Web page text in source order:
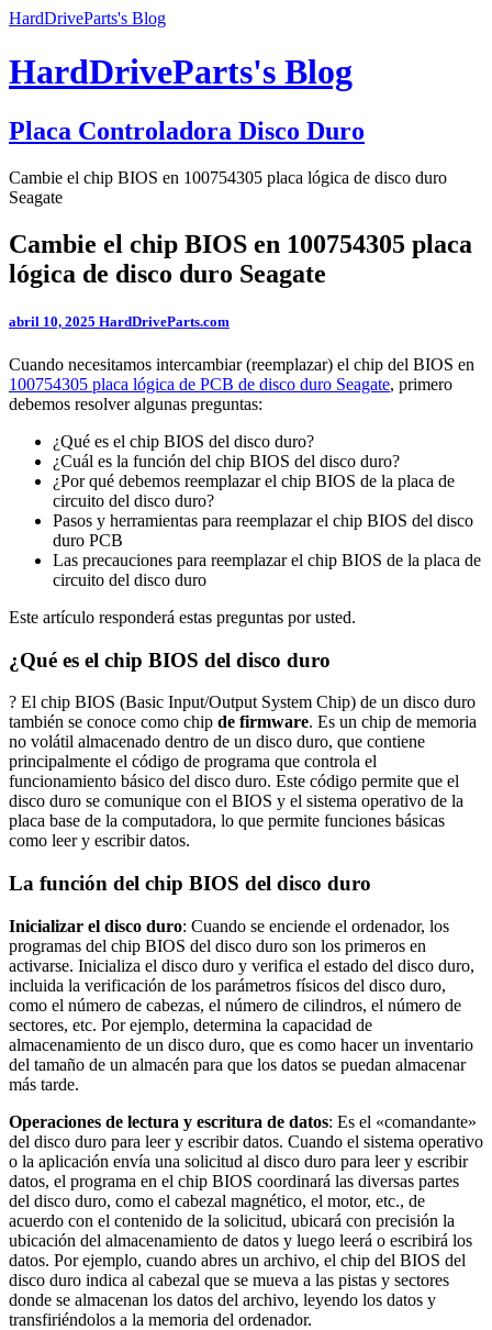
HardDriveParts's Blog
HardDriveParts's Blog
Placa Controladora Disco Duro
Cambie el chip BIOS en 100754305 placa lógica de disco duro
Seagate
Cambie el chip BIOS en 100754305 placa
lógica de disco duro Seagate
abril 10, 2025 HardDriveParts.com
Cuando necesitamos intercambiar (reemplazar) el chip del BIOS en
100754305 placa lógica de PCB de disco duro Seagate, primero
debemos resolver algunas preguntas:
¿Qué es el chip BIOS del disco duro?
¿Cuál es la función del chip BIOS del disco duro?
¿Por qué debemos reemplazar el chip BIOS de la placa de
circuito del disco duro?
Pasos y herramientas para reemplazar el chip BIOS del disco
duro PCB
Las precauciones para reemplazar el chip BIOS de la placa de
circuito del disco duro
Este artículo responderá estas preguntas por usted.
¿Qué es el chip BIOS del disco duro
? El chip BIOS (Basic Input/Output System Chip) de un disco duro
también se conoce como chip de firmware. Es un chip de memoria
no volátil almacenado dentro de un disco duro, que contiene
principalmente el código de programa que controla el
funcionamiento básico del disco duro. Este código permite que el
disco duro se comunique con el BIOS y el sistema operativo de la
placa base de la computadora, lo que permite funciones básicas
como leer y escribir datos.
La función del chip BIOS del disco duro
Inicializar el disco duro: Cuando se enciende el ordenador, los
programas del chip BIOS del disco duro son los primeros en
activarse. Inicializa el disco duro y verifica el estado del disco duro,
incluida la verificación de los parámetros físicos del disco duro,
como el número de cabezas, el número de cilindros, el número de
sectores, etc. Por ejemplo, determina la capacidad de
almacenamiento de un disco duro, que es como hacer un inventario
del tamaño de un almacén para que los datos se puedan almacenar
más tarde.
Operaciones de lectura y escritura de datos: Es el «comandante»
del disco duro para leer y escribir datos. Cuando el sistema operativo
o la aplicación envía una solicitud al disco duro para leer y escribir
datos, el programa en el chip BIOS coordinará las diversas partes
del disco duro, como el cabezal magnético, el motor, etc., de
acuerdo con el contenido de la solicitud, ubicará con precisión la
ubicación del almacenamiento de datos y luego leerá o escribirá los
datos. Por ejemplo, cuando abres un archivo, el chip del BIOS del
disco duro indica al cabezal que se mueva a las pistas y sectores
donde se almacenan los datos del archivo, leyendo los datos y
transfiriéndolos a la memoria del ordenador.